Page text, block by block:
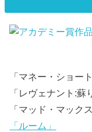
「マネー・ショー
「レヴェナント:蘇
「マッド・マック
「ルーム」